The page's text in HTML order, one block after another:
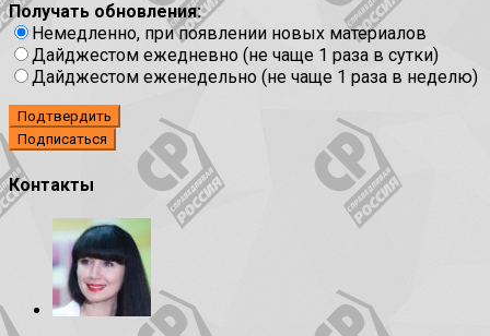
Получать обновления:
Немедленно, при появлении новых материалов
Дайджестом ежедневно (не чаще 1 раза в сутки)
Дайджестом еженедельно (не чаще 1 раза в неделю)
Подтвердить
Контакты